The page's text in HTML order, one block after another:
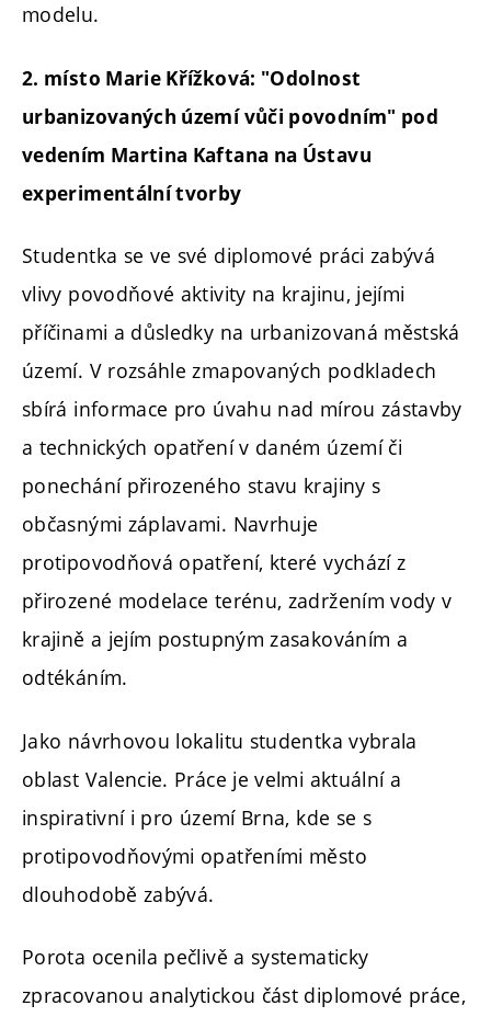
modelu.
2. místo Marie Křížková: "Odolnost
urbanizovaných území vůči povodním" pod
vedením Martina Kaftana na Ústavu
experimentální tvorby
Studentka se ve své diplomové práci zabývá
vlivy povodňové aktivity na krajinu, jejími
příčinami a důsledky na urbanizovaná městská
území. V rozsáhle zmapovaných podkladech
sbírá informace pro úvahu nad mírou zástavby
a technických opatření v daném území či
ponechání přirozeného stavu krajiny s
občasnými záplavami. Navrhuje
protipovodňová opatření, které vychází z
přirozené modelace terénu, zadržením vody v
krajině a jejím postupným zasakováním a
odtékáním.
Jako návrhovou lokalitu studentka vybrala
oblast Valencie. Práce je velmi aktuální a
inspirativní i pro území Brna, kde se s
protipovodňovými opatřeními město
dlouhodobě zabývá.
Porota ocenila pečlivě a systematicky
zpracovanou analytickou část diplomové práce,